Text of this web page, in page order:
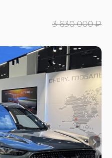
3 630 000 ₽